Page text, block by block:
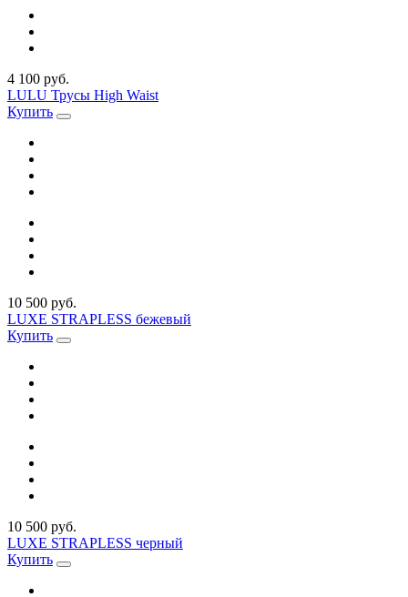
4 100 руб.
LULU Трусы High Waist
Купить
10 500 руб.
LUXE STRAPLESS бежевый
Купить
10 500 руб.
LUXE STRAPLESS черный
Купить